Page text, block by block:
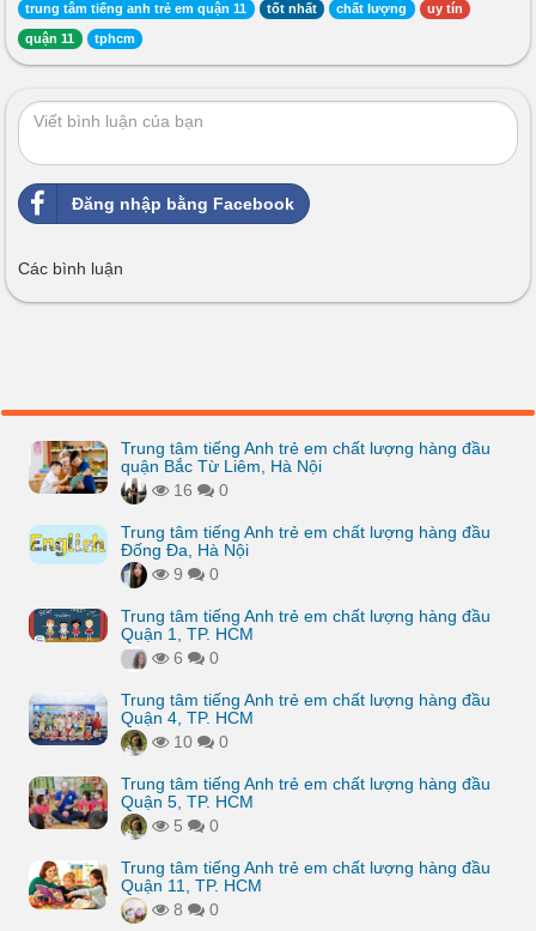
trung tâm tiếng anh trẻ em quận 11 tốt nhất chất lượng uy tín
quận 11 tphcm
Đăng nhập bằng Facebook
Các bình luận
Trung tâm tiếng Anh trẻ em chất lượng hàng đầu
quận Bắc Từ Liêm, Hà Nội
16
0
Trung tâm tiếng Anh trẻ em chất lượng hàng đầu
Đống Đa, Hà Nội
9
0
Trung tâm tiếng Anh trẻ em chất lượng hàng đầu
Quận 1, TP. HCM
6
0
Trung tâm tiếng Anh trẻ em chất lượng hàng đầu
Quận 4, TP. HCM
10
0
Trung tâm tiếng Anh trẻ em chất lượng hàng đầu
Quận 5, TP. HCM
5
0
Trung tâm tiếng Anh trẻ em chất lượng hàng đầu
Quận 11, TP. HCM
8
0